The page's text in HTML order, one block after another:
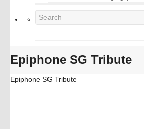
Epiphone SG Tribute
Epiphone SG Tribute